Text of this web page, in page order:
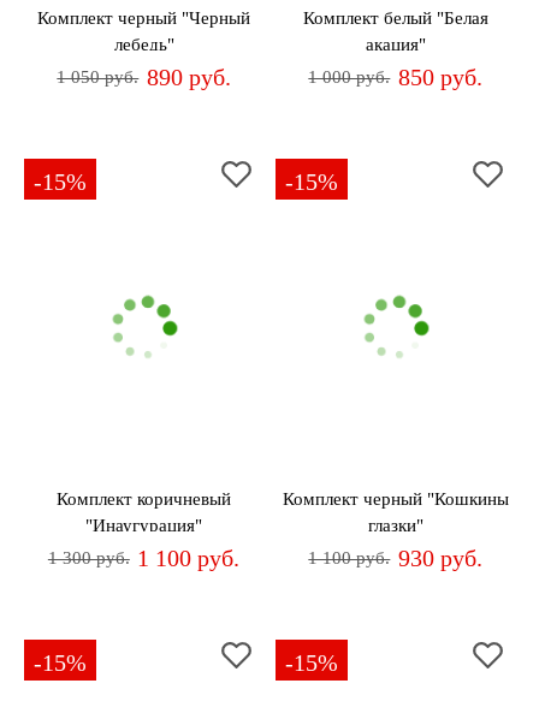
Комплект черный "Черный
лебедь"
1 050 руб. 890 руб.
Комплект белый "Белая
акация"
1 000 руб. 850 руб.
-15%
Комплект коричневый
"Инаугурация"
1 300 руб. 1 100 руб.
-15%
Комплект черный "Кошкины
глазки"
1 100 руб. 930 руб.
-15% -15%